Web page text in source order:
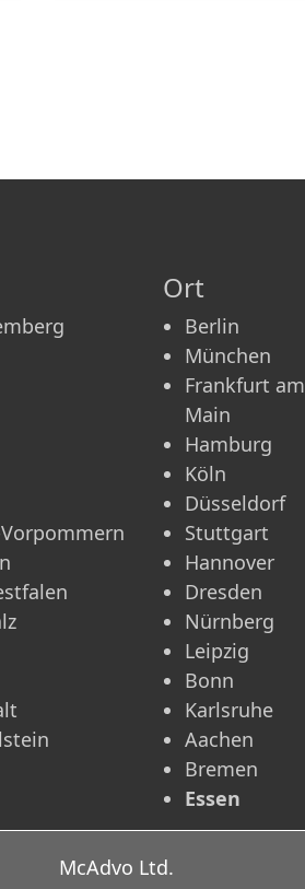
Ort
Berlin
München
Frankfurt am
Main
Hamburg
Köln
Düsseldorf
Stuttgart
Hannover
Dresden
Nürnberg
Leipzig
Bonn
Karlsruhe
Aachen
Bremen
Essen
McAdvo Ltd.